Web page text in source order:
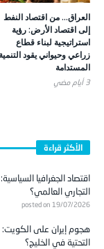
العراق… من اقتصاد النفط
إلى اقتصاد الأرض: رؤية
استراتيجية لبناء قطاع
زراعي وحيواني يقود التنمية
المستدامة
3 أيام ‎مضي
الأكثر قراءة
اقتصاد الجغرافيا
التجاري العالمي؟
posted on 19/07/2026
هجوم إيران على الكويت:
التحتية في الخليج؟